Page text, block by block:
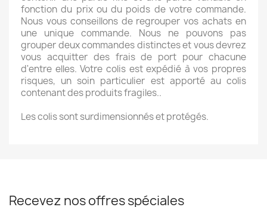
fonction du prix ou du poids de votre commande.
Nous vous conseillons de regrouper vos achats en
une unique commande. Nous ne pouvons pas
grouper deux commandes distinctes et vous devrez
vous acquitter des frais de port pour chacune
d'entre elles. Votre colis est expédié à vos propres
risques, un soin particulier est apporté au colis
contenant des produits fragiles..
Les colis sont surdimensionnés et protégés.
Recevez nos offres spéciales